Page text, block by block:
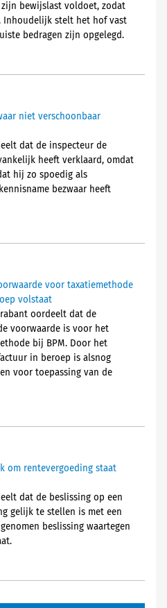
bewijslast voldoet, zodat
Inhoudelijk stelt het hof vast
bedragen zijn opgelegd.
niet verschoonbaar
dat de inspecteur de
heeft verklaard, omdat
hij zo spoedig als
bezwaar heeft
voor taxatiemethode
volstaat
oordeelt dat de
voorwaarde is voor het
bij BPM. Door het
in beroep is alsnog
voor toepassing van de
om rentevergoeding staat
dat de beslissing op een
gelijk te stellen is met een
beslissing waartegen